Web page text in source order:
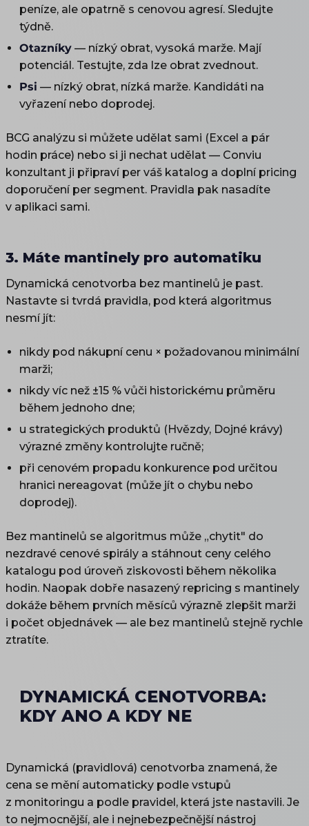
peníze, ale opatrně s cenovou agresí. Sledujte
týdně.
Otazníky — nízký obrat, vysoká marže. Mají
potenciál. Testujte, zda lze obrat zvednout.
Psi — nízký obrat, nízká marže. Kandidáti na
vyřazení nebo doprodej.
BCG analýzu si můžete udělat sami (Excel a pár
hodin práce) nebo si ji nechat udělat — Conviu
konzultant ji připraví per váš katalog a doplní pricing
doporučení per segment. Pravidla pak nasadíte
v aplikaci sami.
3. Máte mantinely pro automatiku
Dynamická cenotvorba bez mantinelů je past.
Nastavte si tvrdá pravidla, pod která algoritmus
nesmí jít:
nikdy pod nákupní cenu × požadovanou minimální
marži;
nikdy víc než ±15 % vůči historickému průměru
během jednoho dne;
u strategických produktů (Hvězdy, Dojné krávy)
výrazné změny kontrolujte ručně;
při cenovém propadu konkurence pod určitou
hranici nereagovat (může jít o chybu nebo
doprodej).
Bez mantinelů se algoritmus může „chytit" do
nezdravé cenové spirály a stáhnout ceny celého
katalogu pod úroveň ziskovosti během několika
hodin. Naopak dobře nasazený repricing s mantinely
dokáže během prvních měsíců výrazně zlepšit marži
i počet objednávek — ale bez mantinelů stejně rychle
ztratíte.
DYNAMICKÁ CENOTVORBA:
KDY ANO A KDY NE
Dynamická (pravidlová) cenotvorba znamená, že
cena se mění automaticky podle vstupů
z monitoringu a podle pravidel, která jste nastavili. Je
to nejmocnější, ale i nejnebezpečnější nástroj